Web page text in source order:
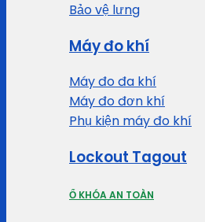
Bảo vệ lưng
Máy đo khí
Máy đo đa khí
Máy đo đơn khí
Phụ kiện máy đo khí
Lockout Tagout
Ổ KHÓA AN TOÀN